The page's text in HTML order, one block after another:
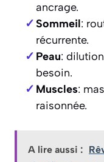
ancrage.
Sommeil:
récurrente.
Peau:
besoin.
Muscles:
raisonnée.
A lire aussi :